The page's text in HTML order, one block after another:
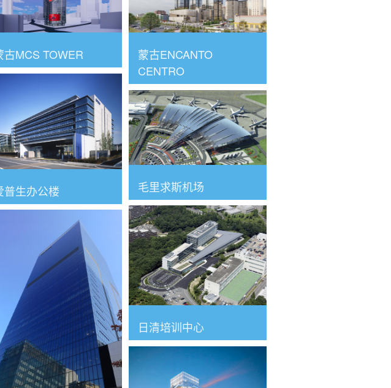
古MCS TOWER
蒙古ENCANTO
CENTRO
普生办公楼 毛里求斯机场
日清培训中心